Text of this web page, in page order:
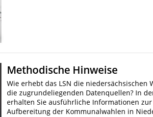
Methodische Hinweise
Wie erhebt das LSN die niedersächsischen
die zugrundeliegenden Datenquellen? In
erhalten Sie ausführliche Informationen
Aufbereitung der Kommunalwahlen in